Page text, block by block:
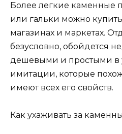
Более легкие каменные
или гальки можно
магазинах и маркетах.
безусловно, обойдется
дешевыми и простыми в
имитации, которые
имеют всех его свойств.
Как ухаживать за